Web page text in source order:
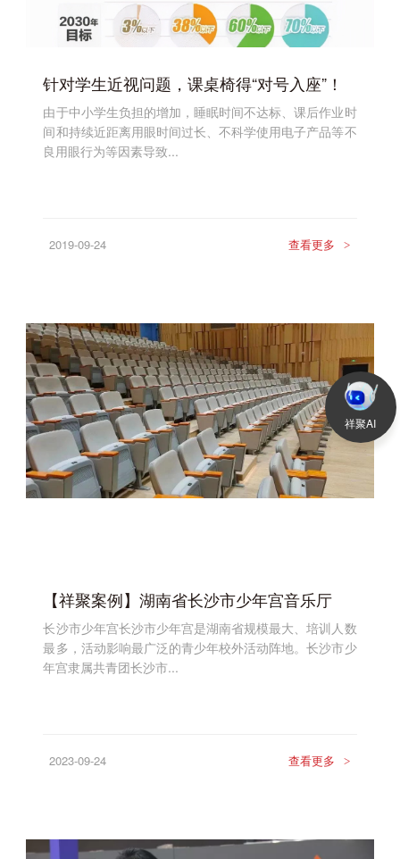
针对学生近视问题，课桌椅得“对号入座”！
由于中小学生负担的增加，睡眠时间不达标、课后作业时
间和持续近距离用眼时间过长、不科学使用电子产品等不
良用眼行为等因素导致...
2019-09-24 查看更多 >
【祥聚案例】湖南省长沙市少年宫音乐厅
长沙市少年宫长沙市少年宫是湖南省规模最大、培训人数
最多，活动影响最广泛的青少年校外活动阵地。长沙市少
年宫隶属共青团长沙市...
2023-09-24 查看更多 >
祥聚AI